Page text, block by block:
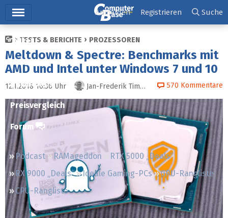
Ticker
Tests
Downloads
Preisvergleich
Forum
Podcast RAMageddon
RTX 5000 „Deals“
RX 9000 „Deals“
Ideale Gaming-PCs
GPU-Rangliste
CPU-Rangliste
Anmelden Registrieren Suche
TESTS & BERICHTE PROZESSOREN
Meltdown & Spectre: Benchmarks mit
AMD und Intel unter Windows 7 und 10
12.1.2018 16:36 Uhr Jan-Frederik Timm (+1) 570 Kommentare